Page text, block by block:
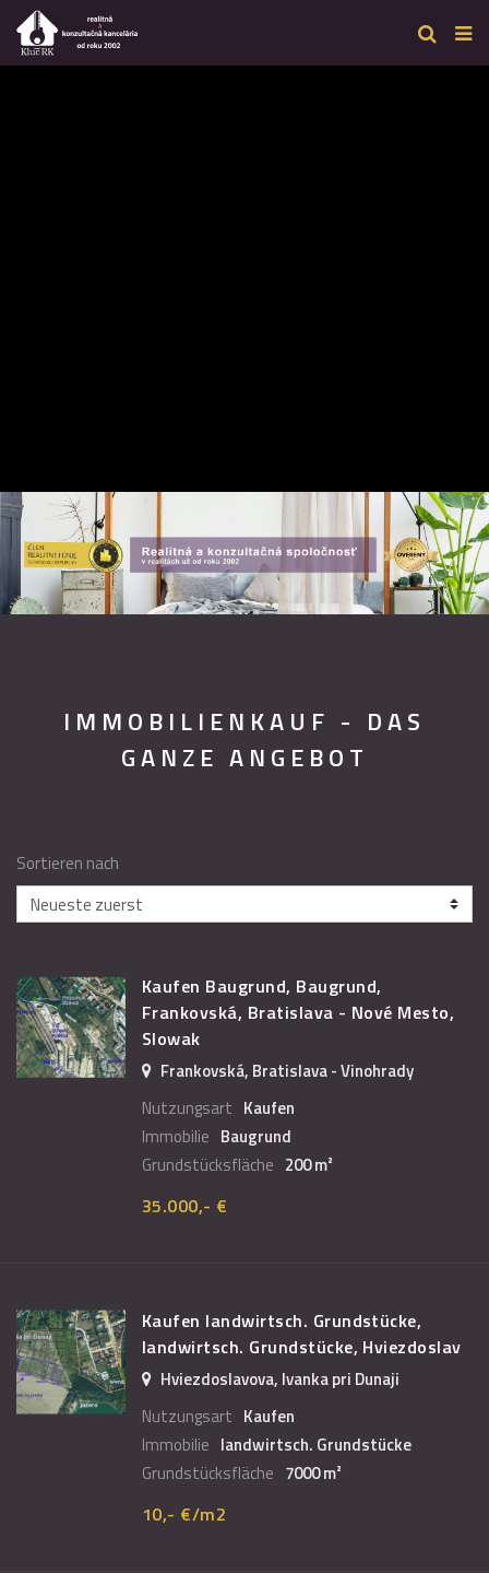
IMMOBILIENKAUF - DAS
GANZE ANGEBOT
Sortieren nach
Kaufen Baugrund, Baugrund,
Frankovská, Bratislava - Nové Mesto,
Slowak
Frankovská, Bratislava - Vinohrady
Nutzungsart Kaufen
Immobilie Baugrund
Grundstücksfläche 200 m²
35.000,- €
Kaufen landwirtsch. Grundstücke,
landwirtsch. Grundstücke, Hviezdoslav
Hviezdoslavova, Ivanka pri Dunaji
Nutzungsart Kaufen
Immobilie landwirtsch. Grundstücke
Grundstücksfläche 7000 m²
10,- €/m2